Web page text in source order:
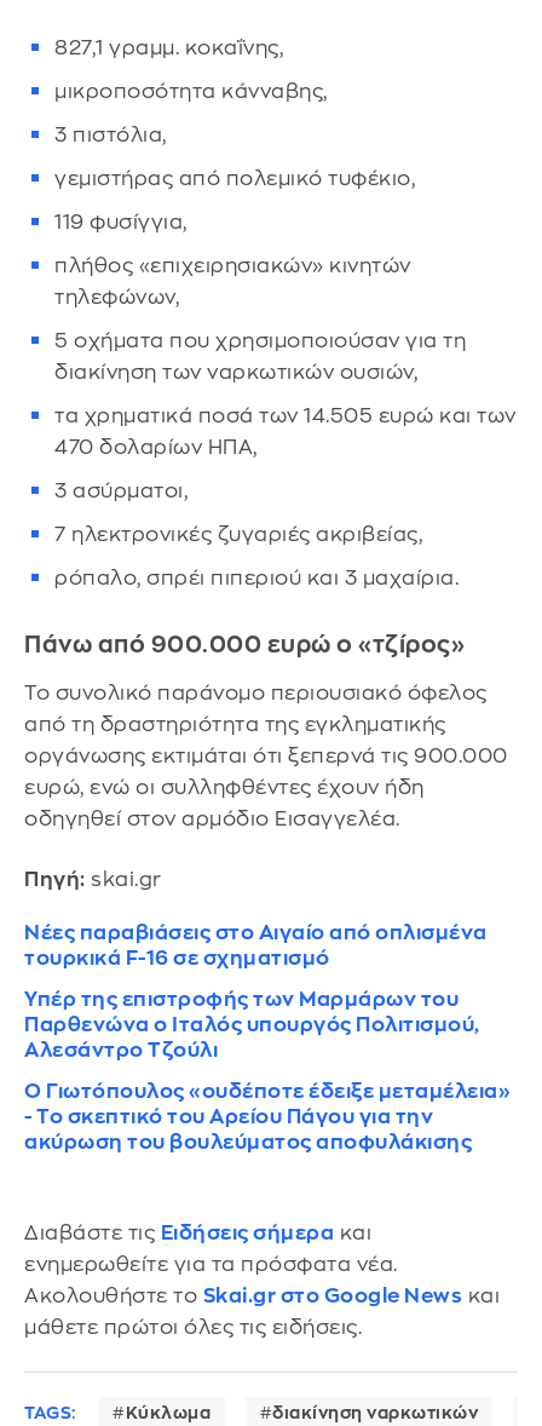
827,1 γραμμ. κοκαΐνης,
μικροποσότητα κάνναβης,
3 πιστόλια,
γεμιστήρας από πολεμικό τυφέκιο,
119 φυσίγγια,
πλήθος «επιχειρησιακών» κινητών
τηλεφώνων,
5 οχήματα που χρησιμοποιούσαν για τη
διακίνηση των ναρκωτικών ουσιών,
τα χρηματικά ποσά των 14.505 ευρώ και των
470 δολαρίων ΗΠΑ,
3 ασύρματοι,
7 ηλεκτρονικές ζυγαριές ακριβείας,
ρόπαλο, σπρέι πιπεριού και 3 μαχαίρια.
Πάνω από 900.000 ευρώ ο «τζίρος»
Το συνολικό παράνομο περιουσιακό όφελος
από τη δραστηριότητα της εγκληματικής
οργάνωσης εκτιμάται ότι ξεπερνά τις 900.000
ευρώ, ενώ οι συλληφθέντες έχουν ήδη
οδηγηθεί στον αρμόδιο Εισαγγελέα.
Πηγή: skai.gr
Νέες παραβιάσεις στο Αιγαίο από οπλισμένα
τουρκικά F-16 σε σχηματισμό
Υπέρ της επιστροφής των Μαρμάρων του
Παρθενώνα ο Ιταλός υπουργός Πολιτισμού,
Αλεσάντρο Τζούλι
Ο Γιωτόπουλος «ουδέποτε έδειξε μεταμέλεια»
- Το σκεπτικό του Αρείου Πάγου για την
ακύρωση του βουλεύματος αποφυλάκισης
Διαβάστε τις Ειδήσεις σήμερα και
ενημερωθείτε για τα πρόσφατα νέα.
Ακολουθήστε το Skai.gr στο Google News και
μάθετε πρώτοι όλες τις ειδήσεις.
TAGS: Κύκλωμα διακίνηση ναρκωτικών